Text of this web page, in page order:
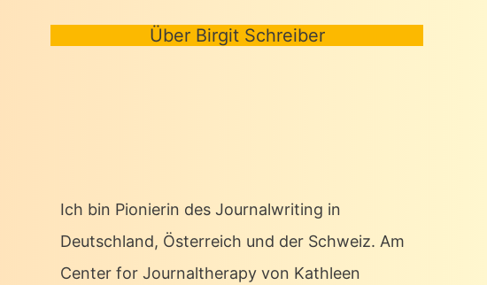
Über Birgit Schreiber
Ich bin Pionierin des Journalwriting in
Deutschland, Österreich und der Schweiz. Am
Center for Journaltherapy von Kathleen